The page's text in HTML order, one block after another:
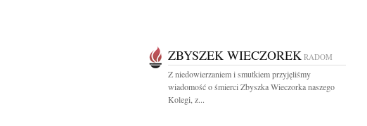
ZBYSZEK WIECZOREK RADOM
Z niedowierzaniem i smutkiem przyjęliśmy
wiadomość o śmierci Zbyszka Wieczorka naszego
Kolegi, z...